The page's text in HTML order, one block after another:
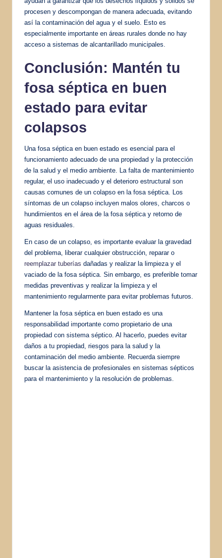
procesen y descompongan de manera adecuada, evitando
así la contaminación del agua y el suelo. Esto es
especialmente importante en áreas rurales donde no hay
acceso a sistemas de alcantarillado municipales.
Conclusión: Mantén tu
fosa séptica en buen
estado para evitar
colapsos
Una fosa séptica en buen estado es esencial para el
funcionamiento adecuado de una propiedad y la protección
de la salud y el medio ambiente. La falta de mantenimiento
regular, el uso inadecuado y el deterioro estructural son
causas comunes de un colapso en la fosa séptica. Los
síntomas de un colapso incluyen malos olores, charcos o
hundimientos en el área de la fosa séptica y retorno de
aguas residuales.
En caso de un colapso, es importante evaluar la gravedad
del problema, liberar cualquier obstrucción, reparar o
reemplazar tuberías dañadas y realizar la limpieza y el
vaciado de la fosa séptica. Sin embargo, es preferible tomar
medidas preventivas y realizar la limpieza y el
mantenimiento regularmente para evitar problemas futuros.
Mantener la fosa séptica en buen estado es una
responsabilidad importante como propietario de una
propiedad con sistema séptico. Al hacerlo, puedes evitar
daños a tu propiedad, riesgos para la salud y la
contaminación del medio ambiente. Recuerda siempre
buscar la asistencia de profesionales en sistemas sépticos
para el mantenimiento y la resolución de problemas.